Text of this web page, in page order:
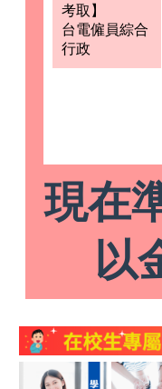
考取】
台電僱員綜合
行政
現在
以